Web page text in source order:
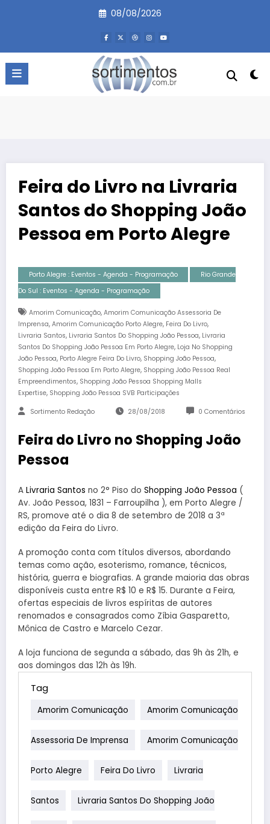
08/08/2026
Feira do Livro na Livraria
Santos do Shopping João
Pessoa em Porto Alegre
Porto Alegre : Eventos - Agenda - Programação
Rio Grande
Do Sul : Eventos - Agenda - Programação
Amorim Comunicação, Amorim Comunicação Assessoria De
Imprensa, Amorim Comunicação Porto Alegre, Feira Do Livro,
Livraria Santos, Livraria Santos Do Shopping João Pessoa, Livraria
Santos Do Shopping João Pessoa Em Porto Alegre, Loja No Shopping
João Pessoa, Porto Alegre Feira Do Livro, Shopping João Pessoa,
Shopping João Pessoa Em Porto Alegre, Shopping João Pessoa Real
Empreendimentos, Shopping João Pessoa Shopping Malls
Expertise, Shopping João Pessoa SVB Participações
Sortimento Redação 28/08/2018 0 Comentários
Feira do Livro no Shopping João
Pessoa
A Livraria Santos no 2° Piso do Shopping João Pessoa (
Av. João Pessoa, 1831 – Farroupilha ), em Porto Alegre /
RS, promove até o dia 8 de setembro de 2018 a 3ª
edição da Feira do Livro.
A promoção conta com títulos diversos, abordando
temas como ação, esoterismo, romance, técnicos,
história, guerra e biografias. A grande maioria das obras
disponíveis custa entre R$ 10 e R$ 15. Durante a Feira,
ofertas especiais de livros espíritas de autores
renomados e consagrados como Zíbia Gasparetto,
Mônica de Castro e Marcelo Cezar.
A loja funciona de segunda a sábado, das 9h às 21h, e
aos domingos das 12h às 19h.
Tag
Amorim Comunicação Amorim Comunicação
Assessoria De Imprensa Amorim Comunicação
Porto Alegre Feira Do Livro Livraria
Santos Livraria Santos Do Shopping João